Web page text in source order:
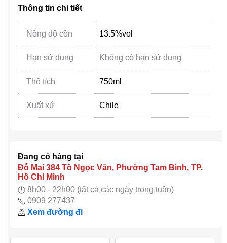
Thông tin chi tiết
Nồng độ cồn 13.5%vol
Hạn sử dụng Không có hạn sử dụng
Thể tích 750ml
Xuất xứ Chile
Đang có hàng tại
Đỗ Mai 384 Tô Ngọc Vân, Phường Tam Bình, TP.
Hồ Chí Minh
8h00 - 22h00 (tất cả các ngày trong tuần)
0909 277437
Xem đường đi